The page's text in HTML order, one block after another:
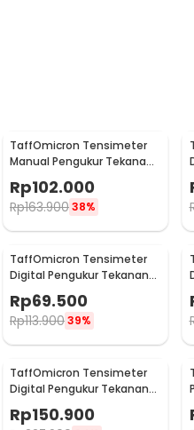
TaffOmicron Tensimeter
Manual Pengukur Tekanan
Rp102.000
Rp163.90038%
TaffOmicron Tensimeter
Digital Pengukur Tekanan
Darah Dual Power without
Voice - BW-750
Rp69.500
Rp113.90039%
TaffOmicron Tensimeter
Digital Pengukur Tekanan
BPW1
Rp150.900